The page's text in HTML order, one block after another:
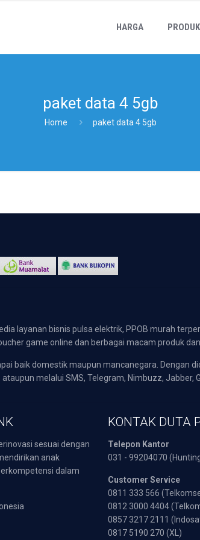
HARGA PRODUK
paket data 4 5gb
Home paket data 4 5gb
layanan bisnis pulsa elektrik, PPOB murah
game online dan berbagai macam produk
baik domestik maupun mancanegara. Dengan
melalui SMS, Telegram, Nimbuzz, Jabber,
sesuai dengan
anak
dalam
KONTAK DUTA
Telepon Kantor
031 - 99204070
Customer Service
0811 333 566
0812 3000 4404
0857 3217 2111
0817 5190 270 (XL)